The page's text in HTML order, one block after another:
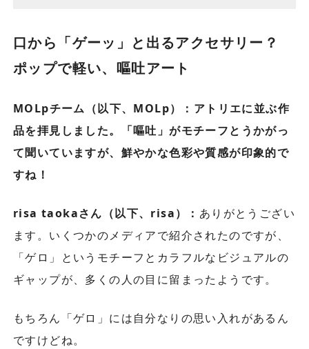
口から「ゲーッ」と出るアクセサリー？
ポップで軽い、嘔吐アート
MOLpチーム（以下、MOLp）：アトリエに並ぶ作
品を拝見しました。「嘔吐」がモチーフとうかがっ
て聞いていますが、鮮やかな色彩や質感が印象的で
すね！
risa taokaさん（以下、risa）： ありがとうござい
ます。いくつかのメディアで紹介されたのですが、
「ゲロ」というモチーフとカラフルなビジュアルの
ギャップが、多くの人の目に留まったようです。
もちろん「ゲロ」には自分なりの思い入れがあるん
ですけどね。